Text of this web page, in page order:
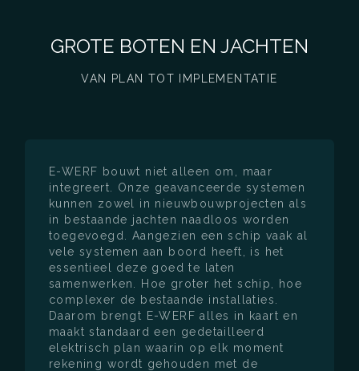
GROTE BOTEN EN JACHTEN
VAN PLAN TOT IMPLEMENTATIE
E-WERF bouwt niet alleen om, maar
integreert. Onze geavanceerde systemen
kunnen zowel in nieuwbouwprojecten als
in bestaande jachten naadloos worden
toegevoegd. Aangezien een schip vaak al
vele systemen aan boord heeft, is het
essentieel deze goed te laten
samenwerken. Hoe groter het schip, hoe
complexer de bestaande installaties.
Daarom brengt E-WERF alles in kaart en
maakt standaard een gedetailleerd
elektrisch plan waarin op elk moment
rekening wordt gehouden met de